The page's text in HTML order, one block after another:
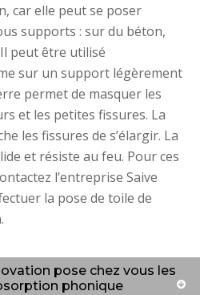
car elle peut se poser
supports : sur du béton,
peut être utilisé
sur un support légèrement
permet de masquer les
et les petites fissures. La
les fissures de s’élargir. La
et résiste au feu. Pour ces
l’entreprise Saive
la pose de toile de
pose chez vous les
phonique